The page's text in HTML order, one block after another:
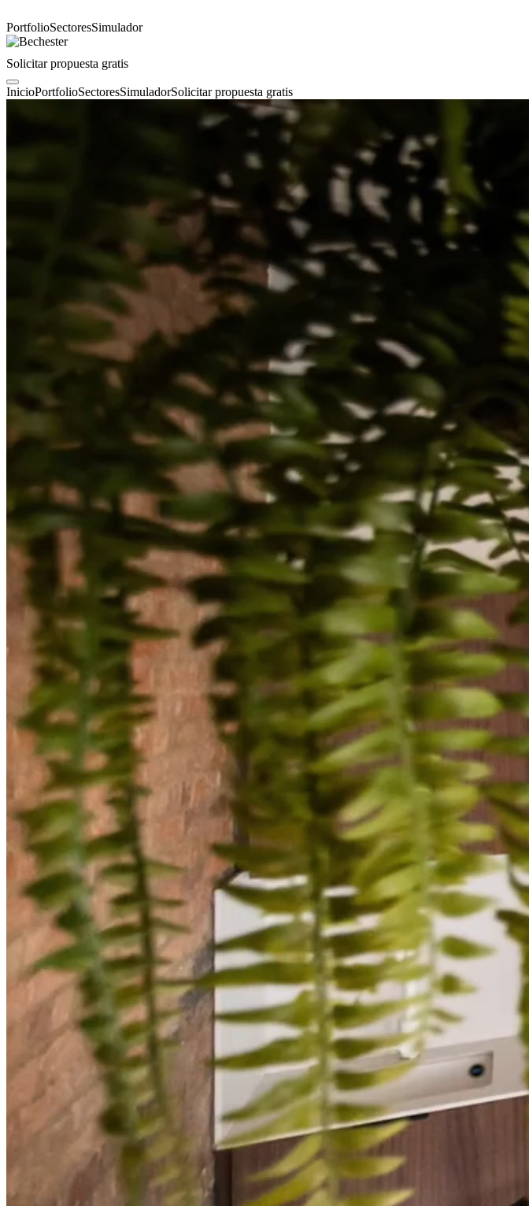
PortfolioSectoresSimulador
Solicitar propuesta gratis
InicioPortfolioSectoresSimuladorSolicitar propuesta gratis